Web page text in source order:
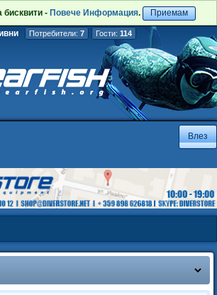
бисквити - Повече Информация. Приемам
Потребители: 7 Гости: 114